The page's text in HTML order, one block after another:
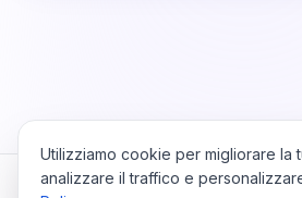
Utilizziamo cookie per migliorare la
analizzare il traffico e